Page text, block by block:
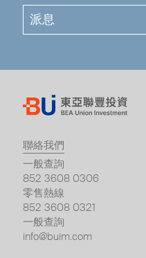
派息
聯絡我們
一般查詢
852 3608 0306
零售熱線
852 3608 0321
一般查詢
info@buim.com